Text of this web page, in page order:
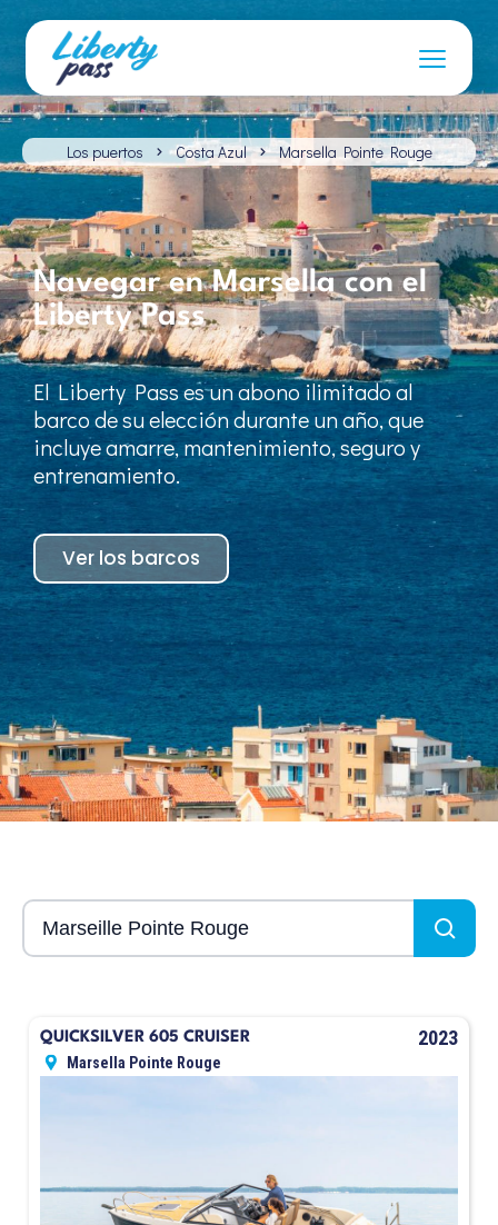
Los puertos Costa Azul Marsella Pointe Rouge
Navegar en Marsella con el
Liberty Pass
El Liberty Pass es un abono ilimitado al
barco de su elección durante un año, que
incluye amarre, mantenimiento, seguro y
entrenamiento.
Ver los barcos
QUICKSILVER 605 CRUISER 2023
Marsella Pointe Rouge